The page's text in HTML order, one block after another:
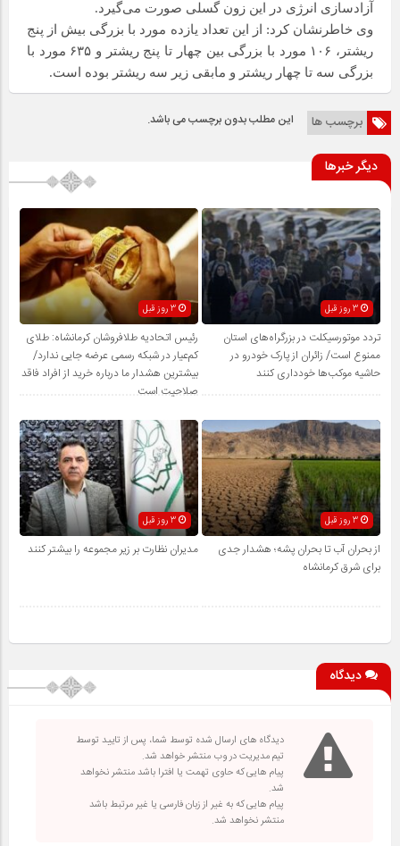
آزادسازی انرژی در این زون گسلی صورت می‌گیرد.
وی خاطرنشان کرد: از این تعداد یازده مورد با بزرگی بیش از پنج
ریشتر، ۱۰۶ مورد با بزرگی بین چهار تا پنج ریشتر و ۶۳۵ مورد با
بزرگی سه تا چهار ریشتر و مابقی زیر سه ریشتر بوده است.
برچسب ها این مطلب بدون برچسب می باشد.
دیگر خبرها
3 روز قبل
تردد موتورسیکلت در بزرگراه‌های استان
ممنوع است/ زائران از پارک خودرو در
حاشیه موکب‌ها خودداری کنند
رئیس اتحادیه طلافروشان کرمانشاه: طلای
کم‌عیار در شبکه رسمی عرضه جایی ندارد/
بیشترین هشدار ما درباره خرید از افراد فاقد
صلاحیت است
3 روز قبل
از بحران آب تا بحران پشه؛ هشدار جدی
برای شرق کرمانشاه
مدیران نظارت بر زیر مجموعه را بیشتر کنند
دیدگاه
دیدگاه های ارسال شده توسط شما، پس از تایید توسط
تیم مدیریت در وب منتشر خواهد شد.
پیام هایی که حاوی تهمت یا افترا باشد منتشر نخواهد
شد.
پیام هایی که به غیر از زبان فارسی یا غیر مرتبط باشد
منتشر نخواهد شد.